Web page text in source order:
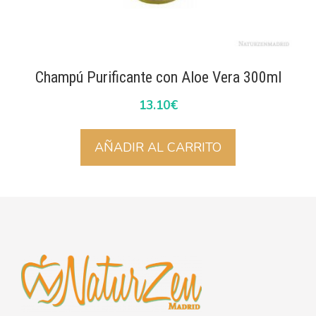
Champú Purificante con Aloe Vera 300ml
13.10€
AÑADIR AL CARRITO